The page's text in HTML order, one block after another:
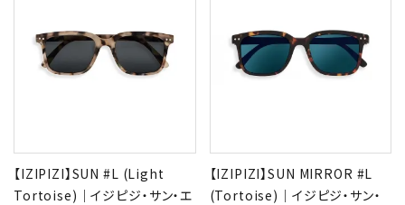
【IZIPIZI】SUN #L (Light
Tortoise)｜イジピジ・サン・エ
【IZIPIZI】SUN MIRROR #L
(Tortoise)｜イジピジ・サン・